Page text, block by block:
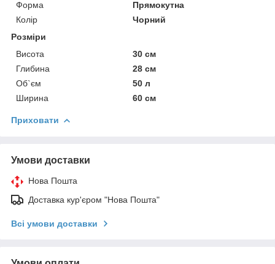
Форма
Прямокутна
Колір
Чорний
Розміри
Висота
30 см
Глибина
28 см
Об`єм
50 л
Ширина
60 см
Приховати
Умови доставки
Нова Пошта
Доставка кур'єром "Нова Пошта"
Всі умови доставки